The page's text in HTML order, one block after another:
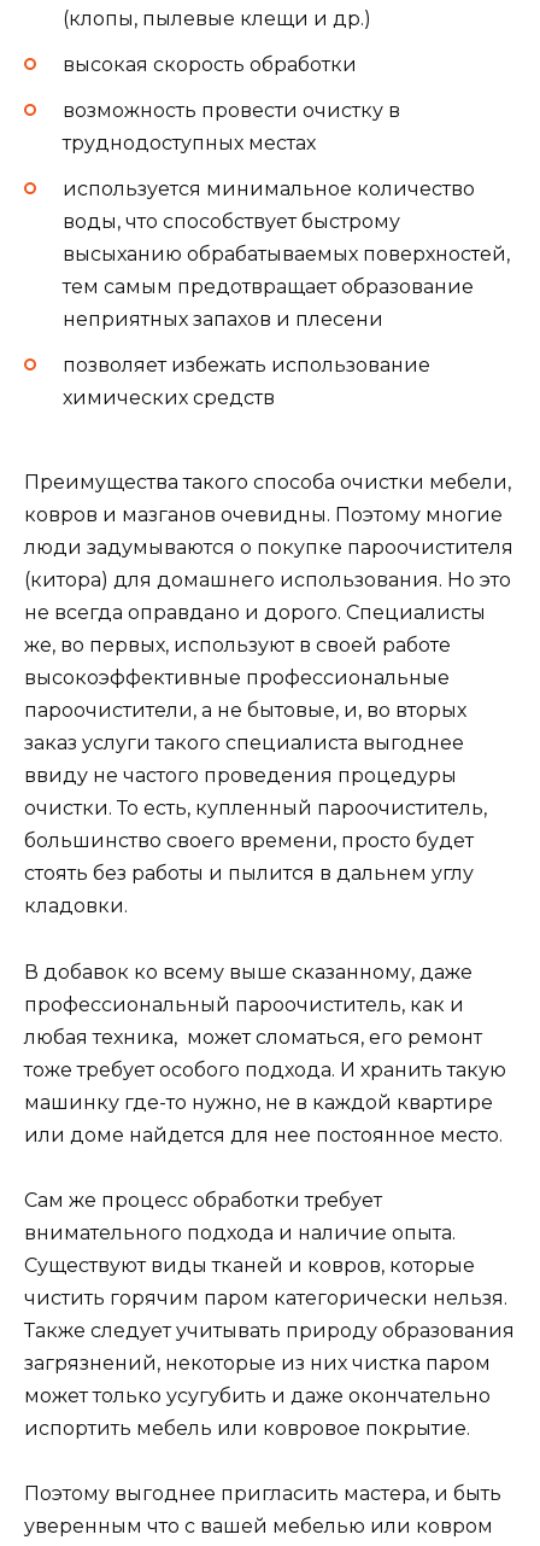
(клопы, пылевые клещи и др.)
высокая скорость обработки
возможность провести очистку в
труднодоступных местах
используется минимальное количество
воды, что способствует быстрому
высыханию обрабатываемых поверхностей,
тем самым предотвращает образование
неприятных запахов и плесени
позволяет избежать использование
химических средств
Преимущества такого способа очистки мебели,
ковров и мазганов очевидны. Поэтому многие
люди задумываются о покупке пароочистителя
(китора) для домашнего использования. Но это
не всегда оправдано и дорого. Специалисты
же, во первых, используют в своей работе
высокоэффективные профессиональные
пароочистители, а не бытовые, и, во вторых
заказ услуги такого специалиста выгоднее
ввиду не частого проведения процедуры
очистки. То есть, купленный пароочиститель,
большинство своего времени, просто будет
стоять без работы и пылится в дальнем углу
кладовки.
В добавок ко всему выше сказанному, даже
профессиональный пароочиститель, как и
любая техника, может сломаться, его ремонт
тоже требует особого подхода. И хранить такую
машинку где-то нужно, не в каждой квартире
или доме найдется для нее постоянное место.
Сам же процесс обработки требует
внимательного подхода и наличие опыта.
Существуют виды тканей и ковров, которые
чистить горячим паром категорически нельзя.
Также следует учитывать природу образования
загрязнений, некоторые из них чистка паром
может только усугубить и даже окончательно
испортить мебель или ковровое покрытие.
Поэтому выгоднее пригласить мастера, и быть
уверенным что с вашей мебелью или ковром